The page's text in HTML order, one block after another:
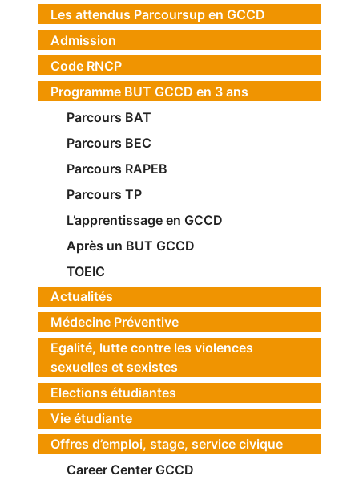
Les attendus Parcoursup en GCCD
Admission
Code RNCP
Programme BUT GCCD en 3 ans
Parcours BAT
Parcours BEC
Parcours RAPEB
Parcours TP
L’apprentissage en GCCD
Après un BUT GCCD
TOEIC
Actualités
Médecine Préventive
Egalité, lutte contre les violences
sexuelles et sexistes
Elections étudiantes
Vie étudiante
Offres d’emploi, stage, service civique
Career Center GCCD